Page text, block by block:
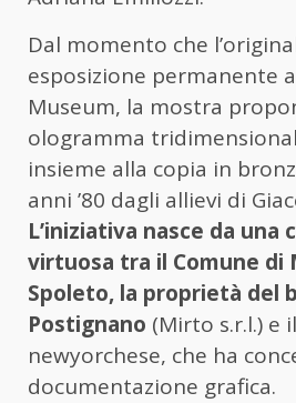
Dal momento che
esposizione permanente
Museum, la mostra
ologramma
insieme alla copia in
anni ’80 dagli allievi di
L’iniziativa nasce da una
virtuosa tra il Comune di
Spoleto, la proprietà del
Postignano (Mirto s.r.l.) e
newyorchese, che ha
documentazione grafica.